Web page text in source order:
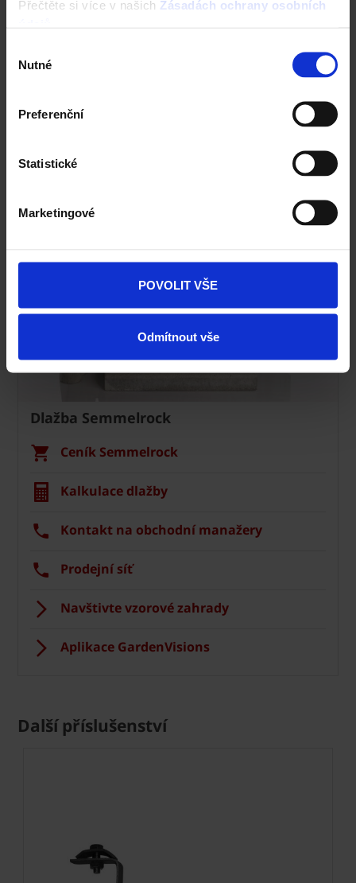
Přečtěte si více v našich Zásadách ochrany osobních
souhlasu
Nutné
Preferenční
Statistické
Marketingové
POVOLIT VŠE
Odmítnout vše
Technická podpora
Dlažba Semmelrock
Ceník Semmelrock
Kalkulace dlažby
Kontakt na obchodní manažery
Prodejní síť
Navštivte vzorové zahrady
Aplikace GardenVisions
Další příslušenství